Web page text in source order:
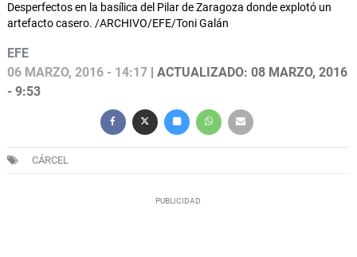
Desperfectos en la basílica del Pilar de Zaragoza donde explotó un
artefacto casero. /ARCHIVO/EFE/Toni Galán
EFE
06 MARZO, 2016 - 14:17 | ACTUALIZADO: 08 MARZO, 2016
- 9:53
CÁRCEL